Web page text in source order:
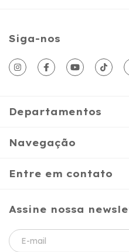
Siga-nos
Departamentos
Navegação
Entre em contato
Assine nossa